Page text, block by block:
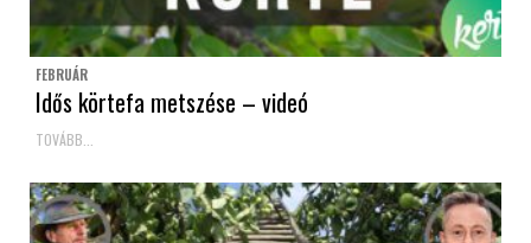
FEBRUÁR
Idős körtefa metszése – videó
TOVÁBB...